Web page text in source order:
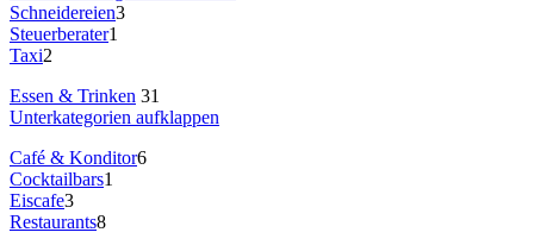
Schneidereien3
Steuerberater1
Taxi2
Essen & Trinken 31
Unterkategorien aufklappen
Café & Konditor6
Cocktailbars1
Eiscafe3
Restaurants8